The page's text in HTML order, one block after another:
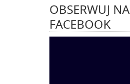
OBSERWUJ
FACEBOOK